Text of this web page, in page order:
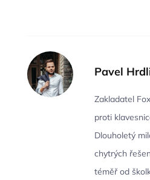
Pavel
Zakladatel
proti
Dlouholetý
chytrých
téměř od